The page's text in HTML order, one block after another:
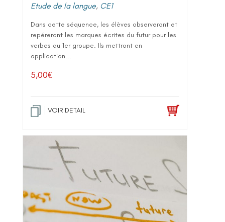
Etude de la langue, CE1
Dans cette séquence, les élèves observeront et
repéreront les marques écrites du futur pour les
verbes du 1er groupe. Ils mettront en
application...
5,00€
VOIR DETAIL